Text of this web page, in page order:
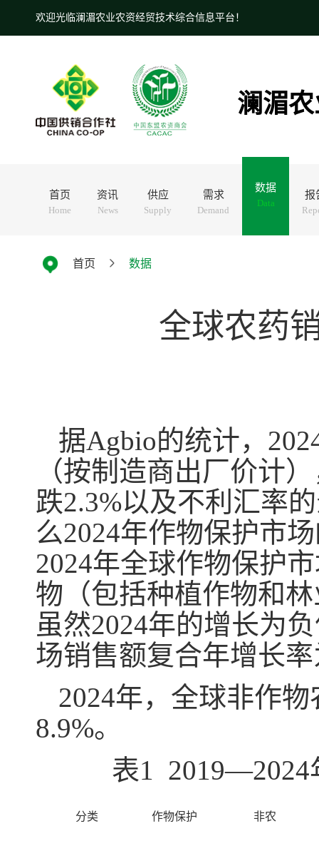
欢迎光临澜湄农业农资经贸技术综合信息平台！
澜湄
首页
Home
资讯
News
供应
Supply
需求
Demand
数据
Data
报
首页 数据
全球农药
据Agbio的统计，
（按制造商出厂价计
跌2.3%以及不利汇率
么2024年作物保护市
2024年全球作物保护
物（包括种植作物和
虽然2024年的增长为
场销售额复合年增长率
2024年，全球非作
8.9%。
表1 2019—2024
分类 作物保护 非农